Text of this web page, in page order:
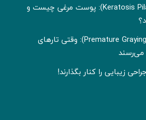
کراتوز پیلاریس (Keratosis Pilaris): پوست مرغی چیست و
سفیدی زودرس مو (Premature Graying): وقتی تارهای
می‌رسند
زیبایی را کنار بگذارند!